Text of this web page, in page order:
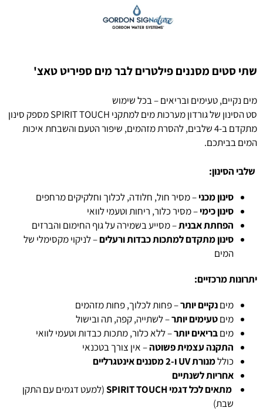
שתי סטים מסננים פילטרים לבר מים ספיריט טאצ'
מים נקיים, טעימים ובריאים – בכל שימוש
סט הסינון של גורדון מערכות מים למתקני SPIRIT TOUCH מספק סינון
מתקדם ב-4 שלבים, להסרת מזהמים, שיפור הטעם והשבחת איכות
המים בביתכם.
שלבי הסינון:
סינון מכני– מסיר חול, חלודה, לכלוך וחלקיקים מרחפים
סינון כימי– מסיר כלור, ריחות וטעמי לוואי
הפחתת אבנית– מסייע בשמירה על גוף החימום והברזים
סינון מתקדם למתכות כבדות ורעלים– לניקוי מקסימלי של
המים
יתרונות מרכזיים:
מיםנקיים יותר– פחות לכלוך, פחות מזהמים
מיםטעימים יותר– לשתייה, קפה, תה ובישול
מיםבריאים יותר– ללא כלור, מתכות כבדות וטעמי לוואי
התקנה עצמית פשוטה– אין צורך בטכנאי
כוללמנורת UV ו-2 מסננים אינטגרליים
אחריות לשנתיים
מתאים לכל דגמי SPIRIT TOUCH
(למעט דגמים עם התקן
שבת)